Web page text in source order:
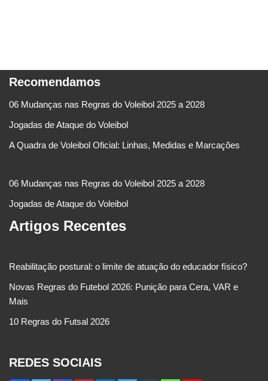
Recomendamos
06 Mudanças nas Regras do Voleibol 2025 a 2028
Jogadas de Ataque do Voleibol
A Quadra de Voleibol Oficial: Linhas, Medidas e Marcações
06 Mudanças nas Regras do Voleibol 2025 a 2028
Jogadas de Ataque do Voleibol
Artigos Recentes
Reabilitação postural: o limite de atuação do educador físico?
Novas Regras do Futebol 2026: Punição para Cera, VAR e
Mais
10 Regras do Futsal 2026
REDES SOCIAIS